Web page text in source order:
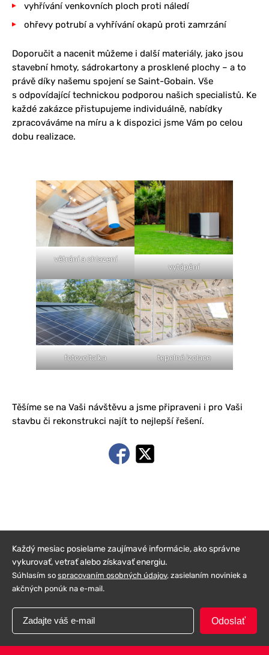
vyhřívání venkovních ploch proti náledí
ohřevy potrubí a vyhřívání okapů proti zamrzání
Doporučit a nacenit můžeme i další materiály, jako jsou
stavební hmoty, sádrokartony a prosklené plochy – a to
právě díky našemu spojení se Saint-Gobain. Vše
s odpovídající technickou podporou našich specialistů. Ke
každé zakázce přistupujeme individuálně, nabídky
zpracováváme na míru a k dispozici jsme Vám po celou
dobu realizace.
větrání a chlazení
vytápění
fotovoltaika tepelné izolace
Těšíme se na Vaši návštěvu a jsme připraveni i pro Vaši
stavbu či rekonstrukci najít to nejlepší řešení.
Každý mesiac posielame zaujímavé informácie, ako správne
vykurovať, vetrať alebo získavať energiu.
Súhlasím so spracovaním osobných údajov, zasielaním noviniek a
akčných ponúk na e-mail.
Odoslať